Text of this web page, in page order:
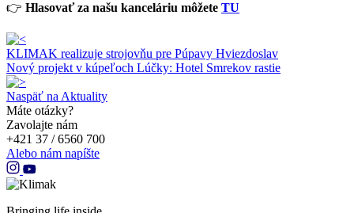
👉 Hlasovať za našu kanceláriu môžete TU
KLIMAK realizuje strojovňu pre Púpavy Hviezdoslav
Nový projekt v kúpeľoch Lúčky: Hotel Smrekov rastie
Naspäť na Aktuality
Máte otázky?
Zavolajte nám
+421 37 / 6560 700
Alebo nám napíšte